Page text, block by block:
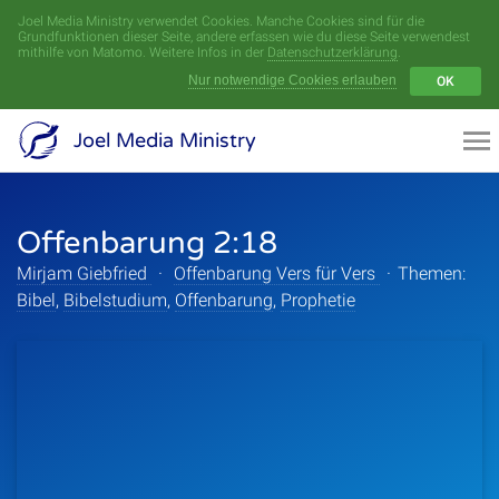
Joel Media Ministry verwendet Cookies. Manche Cookies sind für die
Grundfunktionen dieser Seite, andere erfassen wie du diese Seite verwendest
mithilfe von Matomo. Weitere Infos in der Datenschutzerklärung.
Nur notwendige Cookies erlauben
OK
Joel Media Ministry
Offenbarung 2:18
Mirjam Giebfried · Offenbarung Vers für Vers · Themen:
Bibel, Bibelstudium, Offenbarung, Prophetie
Menü
Videoarchiv
Sprecher